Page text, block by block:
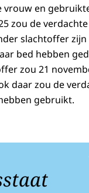
en
zou de
slachtoffer
bed hebben
zou 21
daar zou de
gebruikt.